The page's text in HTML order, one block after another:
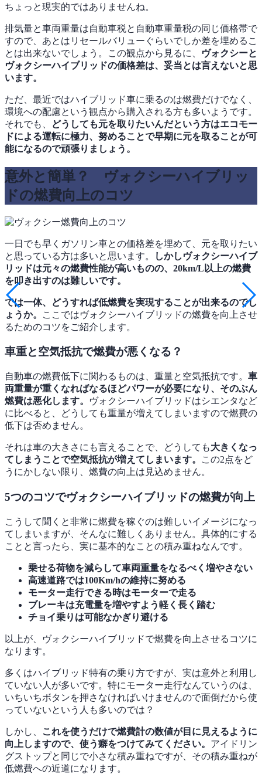
ちょっと現実的ではありませんね。
排気量と車両重量は自動車税と自動車重量税の同じ価格帯で
すので、あとはリセールバリューぐらいでしか差を埋めるこ
とは出来ないでしょう。この観点から見るに、
ヴォクシーと
ヴォクシーハイブリッドの価格差は、妥当とは言えないと思
います。
ただ、最近ではハイブリッド車に乗るのは燃費だけでなく、
環境への配慮という観点から購入される方も多いようです。
それでも、
どうしても元を取りたいんだという方はエコモー
ドによる運転に極力、努めることで早期に元を取ることが可
能になるので頑張りましょう。
意外と簡単？ ヴォクシーハイブリッ
ドの燃費向上のコツ
一日でも早くガソリン車との価格差を埋めて、元を取りたい
と思っている方は多いと思います。
しかしヴォクシーハイブ
リッドは元々の燃費性能が高いものの、20km/L以上の燃費
を叩き出すのは難しいです。
では一体、どうすれば低燃費を実現することが出来るのでし
ょうか。
ここではヴォクシーハイブリッドの燃費を向上させ
るためのコツをご紹介します。
車重と空気抵抗で燃費が悪くなる？
自動車の燃費低下に関わるものは、重量と空気抵抗です。 車
両重量が重くなればなるほどパワーが必要になり、そのぶん
燃費は悪化します。
ヴォクシーハイブリッドはシエンタなど
に比べると、どうしても重量が増えてしまいますので燃費の
低下は否めません。
それは車の大きさにも言えることで、どうしても大きくなっ
てしまうことで空気抵抗が増えてしまいます。
この2点をど
うにかしない限り、燃費の向上は見込めません。
5つのコツでヴォクシーハイブリッドの燃費が向上
こうして聞くと非常に燃費を稼ぐのは難しいイメージになっ
てしまいますが、そんなに難しくありません。具体的にする
ことと言ったら、実に基本的なことの積み重ねなんです。
乗せる荷物を減らして車両重量をなるべく増やさない
高速道路では100Km/hの維持に努める
モーター走行できる時はモーターで走る
ブレーキは充電量を増やすよう軽く長く踏む
チョイ乗りは可能なかぎり避ける
以上が、ヴォクシーハイブリッドで燃費を向上させるコツに
なります。
多くはハイブリッド特有の乗り方ですが、実は意外と利用し
ていない人が多いです。特にモーター走行なんていうのは、
いちいちボタンを押さなければいけませんので面倒だから使
っていないという人も多いのでは？
しかし、
これを使うだけで燃費計の数値が目に見えるように
向上しますので、使う癖をつけてみてください。 アイドリン
グストップと同じで小さな積み重ねですが、その積み重ねが
低燃費への近道になります。